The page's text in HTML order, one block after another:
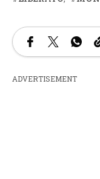
ADVERTISEMENT